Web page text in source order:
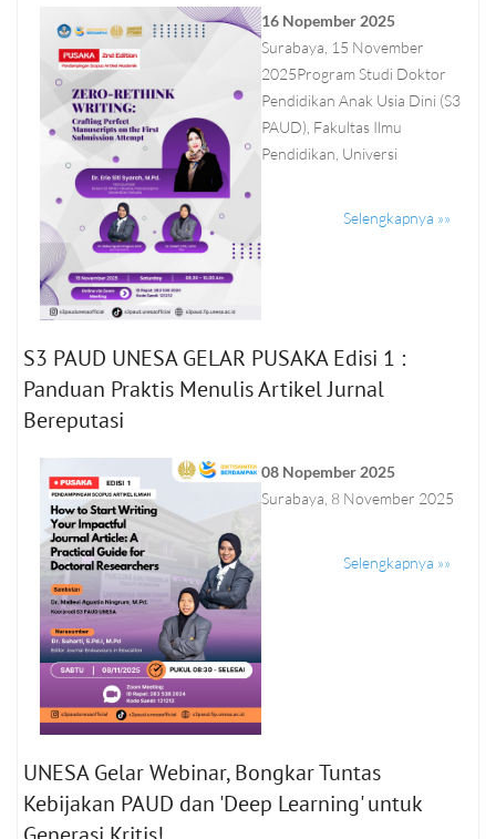
16 Nopember 2025
Surabaya, 15 November
2025Program Studi Doktor
Pendidikan Anak Usia Dini (S3
PAUD), Fakultas Ilmu
Pendidikan, Universi
Selengkapnya »»
S3 PAUD UNESA GELAR PUSAKA Edisi 1 :
Panduan Praktis Menulis Artikel Jurnal
Bereputasi
08 Nopember 2025
Surabaya, 8 November 2025
Selengkapnya »»
UNESA Gelar Webinar, Bongkar Tuntas
Kebijakan PAUD dan 'Deep Learning' untuk